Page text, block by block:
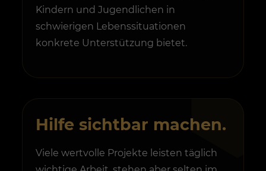
Kindern und Jugendlichen in
schwierigen Lebenssituationen
konkrete Unterstützung bietet.
Hilfe sichtbar machen.
Viele wertvolle Projekte leisten täglich